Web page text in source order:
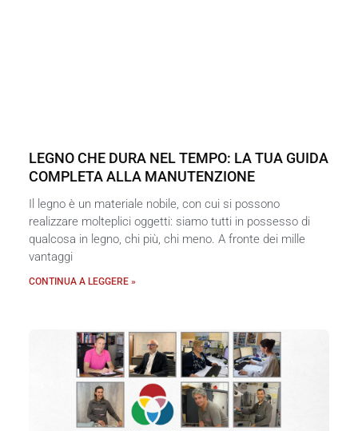
LEGNO CHE DURA NEL TEMPO: LA TUA GUIDA
COMPLETA ALLA MANUTENZIONE
Il legno è un materiale nobile, con cui si possono
realizzare molteplici oggetti: siamo tutti in possesso di
qualcosa in legno, chi più, chi meno. A fronte dei mille
vantaggi
CONTINUA A LEGGERE »